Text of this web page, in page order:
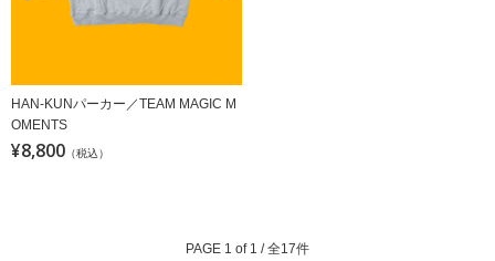
HAN-KUNパーカー／TEAM MAGIC M
OMENTS
¥8,800 （税込）
PAGE 1 of 1 / 全17件